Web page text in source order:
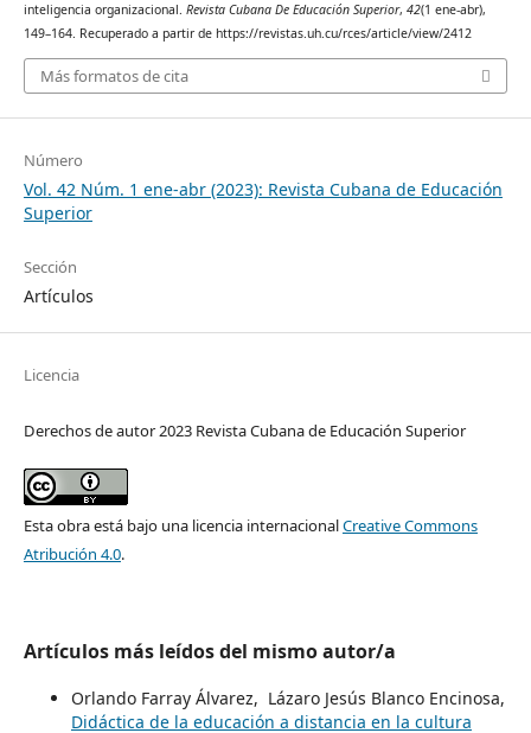
inteligencia organizacional. Revista Cubana De Educación Superior, 42(1 ene-abr),
149–164. Recuperado a partir de https://revistas.uh.cu/rces/article/view/2412
Más formatos de cita
Número
Vol. 42 Núm. 1 ene-abr (2023): Revista Cubana de Educación
Superior
Sección
Artículos
Licencia
Derechos de autor 2023 Revista Cubana de Educación Superior
Esta obra está bajo una licencia internacionalCreative Commons
Atribución 4.0.
Artículos más leídos del mismo autor/a
Orlando Farray Álvarez, Lázaro Jesús Blanco Encinosa,
Didáctica de la educación a distancia en la cultura